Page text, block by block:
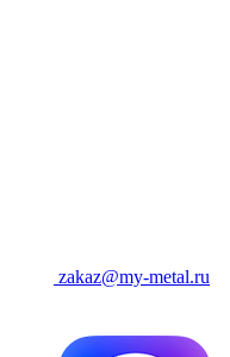
zakaz@my-metal.ru